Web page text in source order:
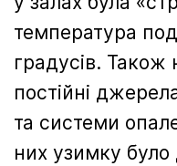
температура
градусів. Також
постійні
та системи
них узимку